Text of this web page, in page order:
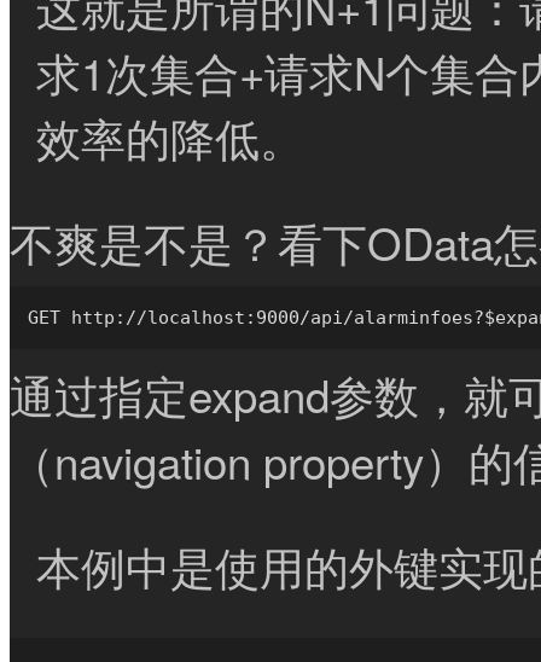
求1次集合+请求N个集
效率的降低。
不爽是不是？看下OData
通过指定expand参数，就
（navigation property）的
本例中是使用的外键实